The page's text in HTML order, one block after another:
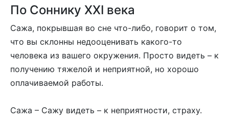
По Соннику XXI века
Сажа, покрывшая во сне что-либо, говорит о том,
что вы склонны недооценивать какого-то
человека из вашего окружения. Просто видеть – к
получению тяжелой и неприятной, но хорошо
оплачиваемой работы.
Сажа – Сажу видеть – к неприятности, страху.